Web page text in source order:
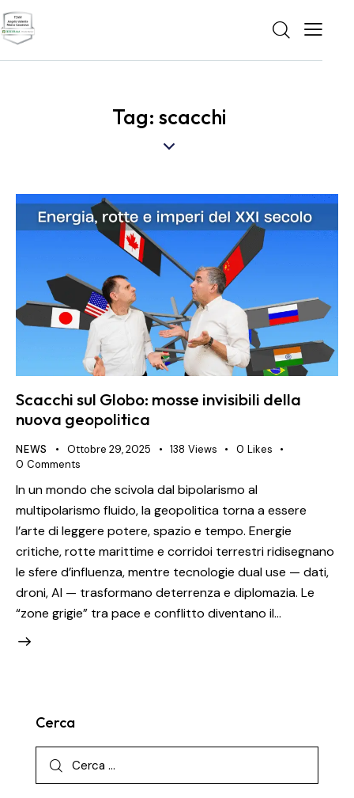
Tag: scacchi
Scacchi sul Globo: mosse invisibili della
nuova geopolitica
NEWS Ottobre 29, 2025 138 Views 0 Likes
0 Comments
In un mondo che scivola dal bipolarismo al
multipolarismo fluido, la geopolitica torna a essere
l’arte di leggere potere, spazio e tempo. Energie
critiche, rotte marittime e corridoi terrestri ridisegnano
le sfere d’influenza, mentre tecnologie dual use — dati,
droni, AI — trasformano deterrenza e diplomazia. Le
“zone grigie” tra pace e conflitto diventano il…
Cerca